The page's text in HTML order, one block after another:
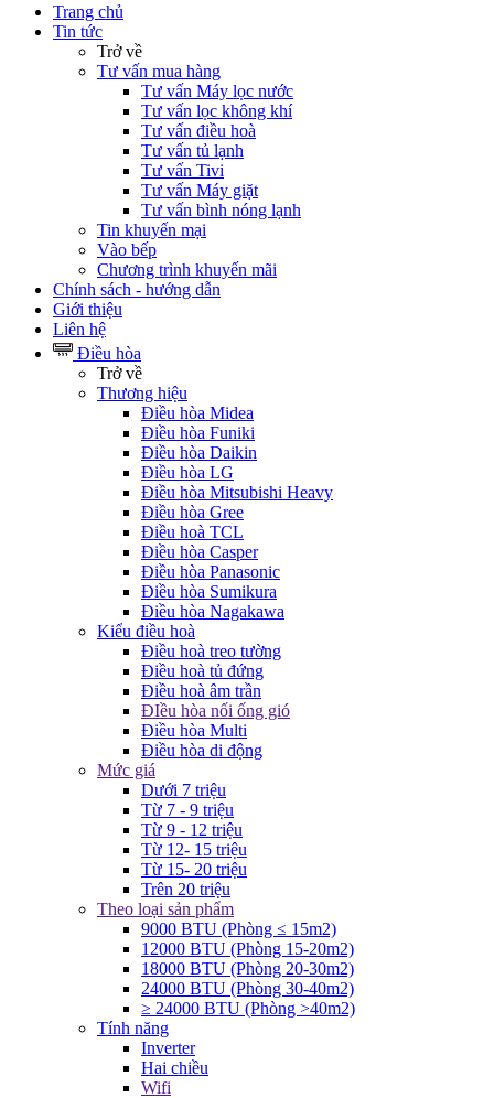
Trang chủ
Tin tức
Trở về
Tư vấn mua hàng
Tư vấn Máy lọc nước
Tư vấn lọc không khí
Tư vấn điều hoà
Tư vấn tủ lạnh
Tư vấn Tivi
Tư vấn Máy giặt
Tư vấn bình nóng lạnh
Tin khuyến mại
Vào bếp
Chương trình khuyến mãi
Chính sách - hướng dẫn
Giới thiệu
Liên hệ
Điều hòa
Trở về
Thương hiệu
Điều hòa Midea
Điều hòa Funiki
Điều hòa Daikin
Điều hòa LG
Điều hòa Mitsubishi Heavy
Điều hòa Gree
Điều hoà TCL
Điều hòa Casper
Điều hòa Panasonic
Điều hòa Sumikura
Điều hòa Nagakawa
Kiểu điều hoà
Điều hoà treo tường
Điều hoà tủ đứng
Điều hoà âm trần
ĐIều hòa nối ống gió
Điều hòa Multi
Điều hòa di động
Mức giá
Dưới 7 triệu
Từ 7 - 9 triệu
Từ 9 - 12 triệu
Từ 12- 15 triệu
Từ 15- 20 triệu
Trên 20 triệu
Theo loại sản phẩm
9000 BTU (Phòng ≤ 15m2)
12000 BTU (Phòng 15-20m2)
18000 BTU (Phòng 20-30m2)
24000 BTU (Phòng 30-40m2)
≥ 24000 BTU (Phòng >40m2)
Tính năng
Inverter
Hai chiều
Wifi